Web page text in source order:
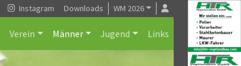
Instagram Downloads WM 2026
Verein Männer Jugend Links